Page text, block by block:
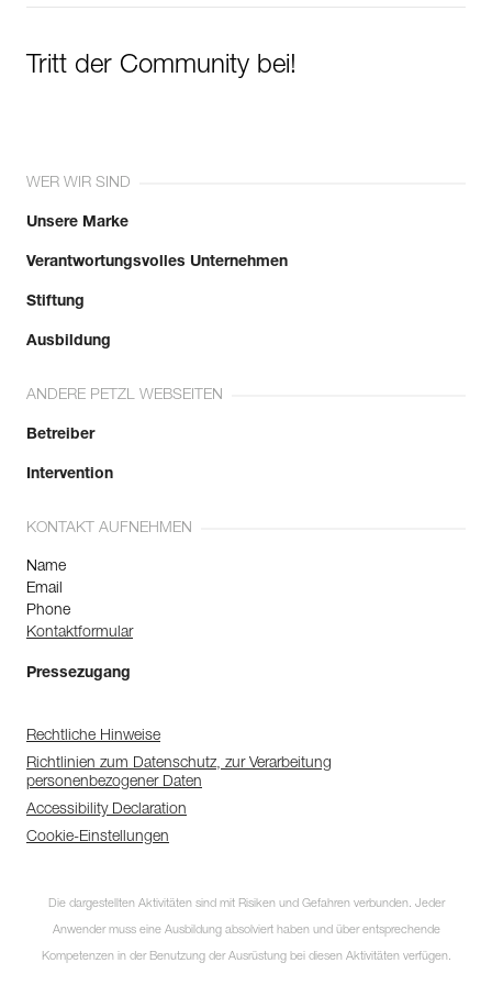
Tritt der Community bei!
WER WIR SIND
Unsere Marke
Verantwortungsvolles Unternehmen
Stiftung
Ausbildung
ANDERE PETZL WEBSEITEN
Betreiber
Intervention
KONTAKT AUFNEHMEN
Name
Email
Phone
Kontaktformular
Pressezugang
Rechtliche Hinweise
Richtlinien zum Datenschutz, zur Verarbeitung
personenbezogener Daten
Accessibility Declaration
Cookie-Einstellungen
Die dargestellten Aktivitäten sind mit Risiken und Gefahren verbunden. Jeder
Anwender muss eine Ausbildung absolviert haben und über entsprechende
Kompetenzen in der Benutzung der Ausrüstung bei diesen Aktivitäten verfügen.